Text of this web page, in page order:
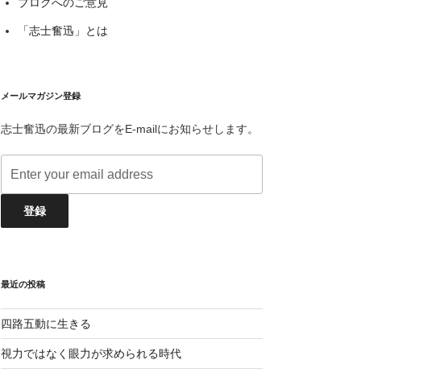
ブログへのご意見
「志士奮迅」とは
メールマガジン登録
志士奮迅の最新ブログをE-mailにお知らせします。
最近の投稿
四路五動に生きる
視力ではなく眼力が求められる時代